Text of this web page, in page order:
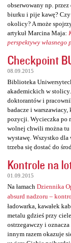
obserwowany np.
biurku i pije kawę? Czy
okolicy? A może
artykuł Marcina Maja:
perspektywy własnego
Checkpoint
08.09.2015
Biblioteka
akademickich w
doktorantów i
badacze i
pozycji. Wycieczka po
wolnej chwili można tu
wystawę. Wszystko
trzeba się dostać do
Kontrole na
01.09.2015
Na łamach Dziennika
absurd nadzoru –
ładowarka, kawałek
metalu gdzieś przy
ostrzegawczy i
innym razem okazuje